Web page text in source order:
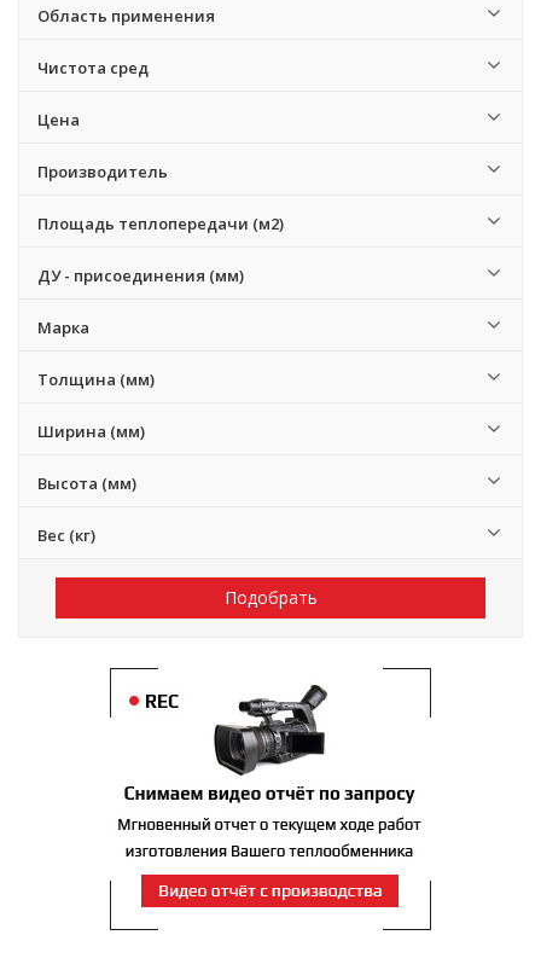
Область применения
Чистота сред
Цена
Производитель
Площадь теплопередачи (м2)
ДУ - присоединения (мм)
Марка
Толщина (мм)
Ширина (мм)
Высота (мм)
Вес (кг)
Подобрать